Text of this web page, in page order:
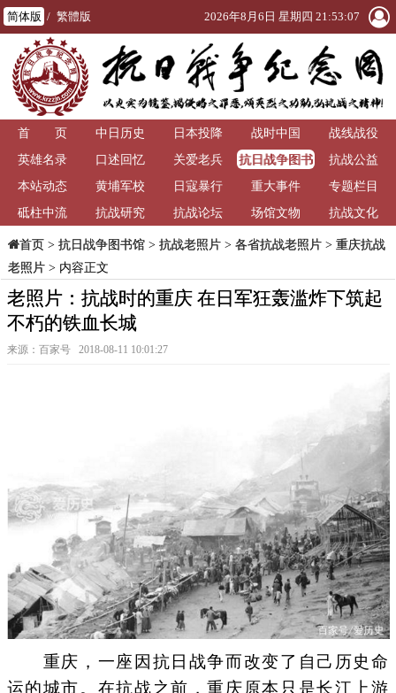
简体版 / 繁體版 2026年8月6日 星期四 21:53:09
首 页 中日历史 日本投降 战时中国
战线战役
英雄名录
口述回忆 关爱老兵
抗日战争图书
馆
抗战公益
本站动态
黄埔军校 日寇暴行 重大事件
专题栏目
砥柱中流
抗战研究 抗战论坛 场馆文物 抗战文化
首页> 抗日战争图书馆> 抗战老照片> 各省抗战老照片> 重庆抗战
老照片> 内容正文
老照片：抗战时的重庆 在日军狂轰滥炸下筑起
不朽的铁血长城
来源：百家号 2018-08-11 10:01:27
重庆，一座因抗日战争而改变了自己历史命
运的城市。在抗战之前，重庆原本只是长江上游